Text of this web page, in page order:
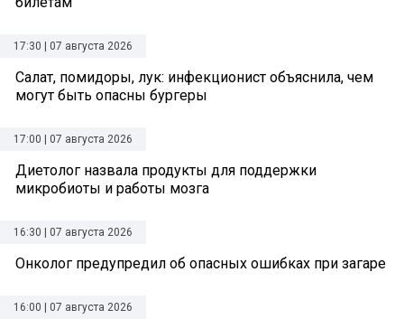
17:30 | 07 августа 2026
Салат, помидоры, лук: инфекционист объяснила, чем
могут быть опасны бургеры
17:00 | 07 августа 2026
Диетолог назвала продукты для поддержки
микробиоты и работы мозга
16:30 | 07 августа 2026
Онколог предупредил об опасных ошибках при загаре
16:00 | 07 августа 2026